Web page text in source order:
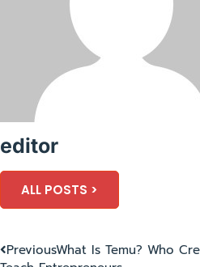
editor
ALL POSTS >
PreviousWhat Is Temu? Who